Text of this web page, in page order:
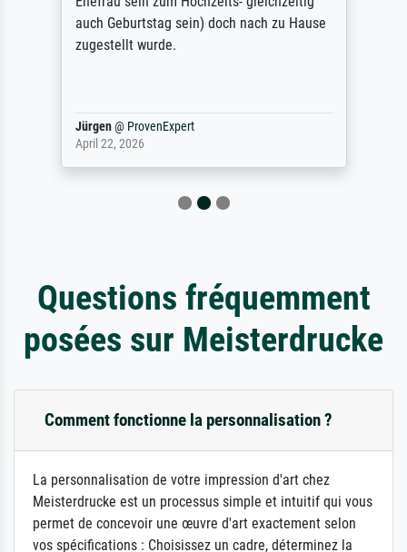
auch Geburtstag sein) doch nach zu Hause
zugestellt wurde.
Jürgen@ ProvenExpert
April 22, 2026
Questions fréquemment
posées sur Meisterdrucke
Comment fonctionne la personnalisation ?
La personnalisation de votre impression d'art chez
Meisterdrucke est un processus simple et intuitif qui vous
permet de concevoir une œuvre d'art exactement selon
vos spécifications : Choisissez un cadre, déterminez la